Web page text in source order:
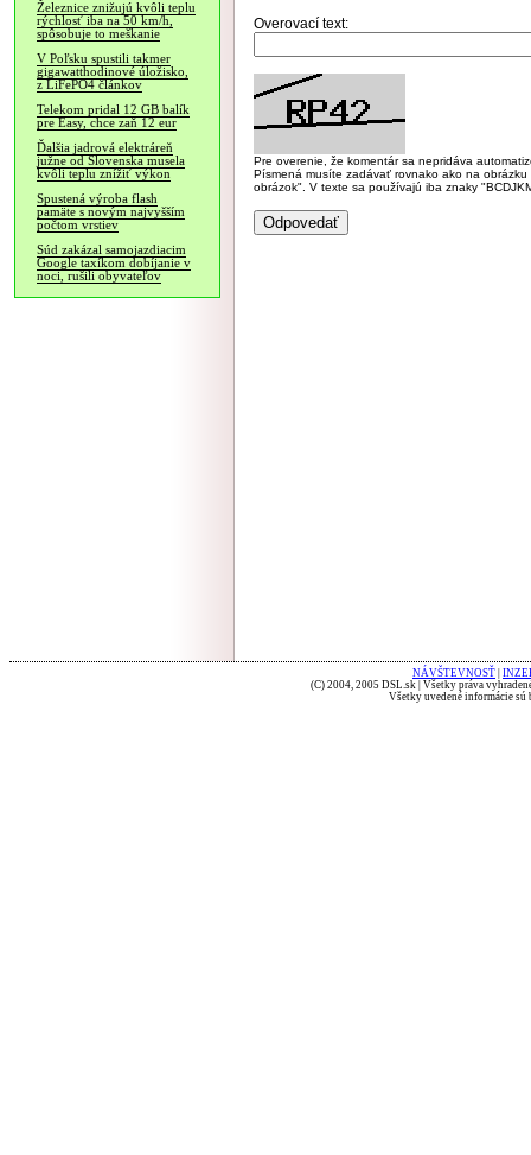
Železnice znižujú kvôli teplu
rýchlosť iba na 50 km/h,
spôsobuje to meškanie
V Poľsku spustili takmer
gigawatthodinové úložisko,
z LiFePO4 článkov
Telekom pridal 12 GB balík
pre Easy, chce zaň 12 eur
Ďalšia jadrová elektráreň
južne od Slovenska musela
kvôli teplu znížiť výkon
Spustená výroba flash
pamäte s novým najvyšším
počtom vrstiev
Súd zakázal samojazdiacim
Google taxíkom dobíjanie v
noci, rušili obyvateľov
Overovací text:
Pre overenie, že komentár sa nepridáva
Písmená musíte zadávať rovnako ako na
obrázok". V texte sa používajú iba znaky
NÁVŠTEVNOSŤ
(C) 2004, 2005 DSL.sk | Všetky práva
Všetky uvedené informácie sú